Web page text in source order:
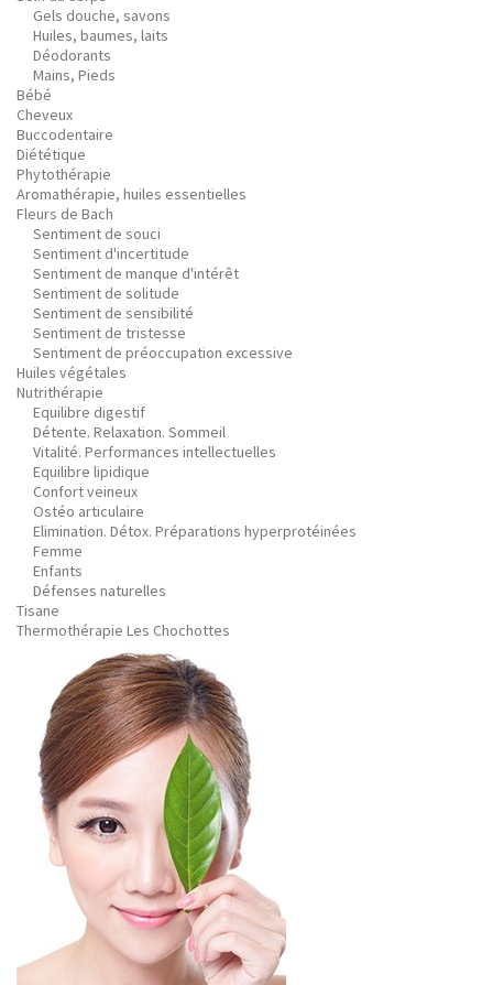
Gels douche, savons
Huiles, baumes, laits
Déodorants
Mains, Pieds
Bébé
Cheveux
Buccodentaire
Diététique
Phytothérapie
Aromathérapie, huiles essentielles
Fleurs de Bach
Sentiment de souci
Sentiment d'incertitude
Sentiment de manque d'intérêt
Sentiment de solitude
Sentiment de sensibilité
Sentiment de tristesse
Sentiment de préoccupation excessive
Huiles végétales
Nutrithérapie
Equilibre digestif
Détente. Relaxation. Sommeil
Vitalité. Performances intellectuelles
Equilibre lipidique
Confort veineux
Ostéo articulaire
Elimination. Détox. Préparations hyperprotéinées
Femme
Enfants
Défenses naturelles
Tisane
Thermothérapie Les Chochottes